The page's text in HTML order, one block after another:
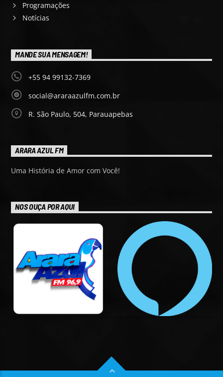
Programações
Notícias
MANDE SUA MENSAGEM!
+55 94 99132-7369
social@araraazulfm.com.br
R. São Paulo, 504, Parauapebas
ARARA AZUL FM
Uma História de Amor com Você!
NOS OUÇA POR AQUI